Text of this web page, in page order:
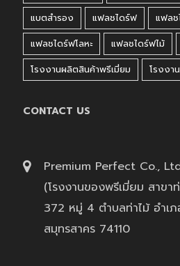
แบตสำรอง
แฟลชไดร์ฟ
แฟลช
แฟลชไดร์ฟโลหะ
แฟลชไดร์ฟไม้
โรงงานผลิตสินค้าพรีเมี่ยม
โรงงา
CONTACT US
Premium Perfect Co.,
(โรงงานของพรีเมี่ยม สาขา
372 หมู่ 4 ตำบลท่าไม้ อำเ
สมุทรสาคร 74110